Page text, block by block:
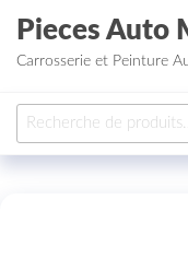
Aller au contenu
Pieces Auto
Carrosserie et Peinture
Recherche pour :